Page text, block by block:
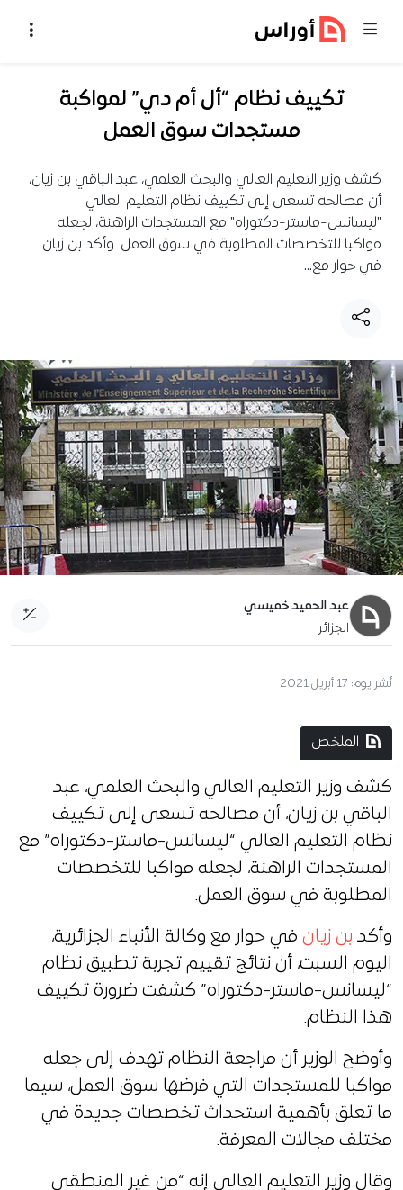
تكييف نظام “أل أم دي” لمواكبة
مستجدات سوق العمل
كشف وزير التعليم العالي والبحث العلمي، عبد الباقي بن زيان،
أن مصالحه تسعى إلى تكييف نظام التعليم العالي
"ليسانس-ماستر-دكتوراه" مع المستجدات الراهنة، لجعله
مواكبا للتخصصات المطلوبة في سوق العمل. وأكد بن زيان
في حوار مع…
عبد الحميد خميسي
الجزائر
نُشر يوم: 17 أبريل 2021
الملخص
كشف وزير التعليم العالي والبحث العلمي، عبد
الباقي بن زيان، أن مصالحه تسعى إلى تكييف
نظام التعليم العالي “ليسانس-ماستر-دكتوراه” مع
المستجدات الراهنة، لجعله مواكبا للتخصصات
المطلوبة في سوق العمل.
وأكد بن زيان في حوار مع وكالة الأنباء الجزائرية،
اليوم السبت، أن نتائج تقييم تجربة تطبيق نظام
“ليسانس-ماستر-دكتوراه” كشفت ضرورة تكييف
هذا النظام.
وأوضح الوزير أن مراجعة النظام تهدف إلى جعله
مواكبا للمستجدات التي فرضها سوق العمل، سيما
ما تعلق بأهمية استحداث تخصصات جديدة في
مختلف مجالات المعرفة.
وقال وزير التعليم العالي إنه “من غير المنطقي